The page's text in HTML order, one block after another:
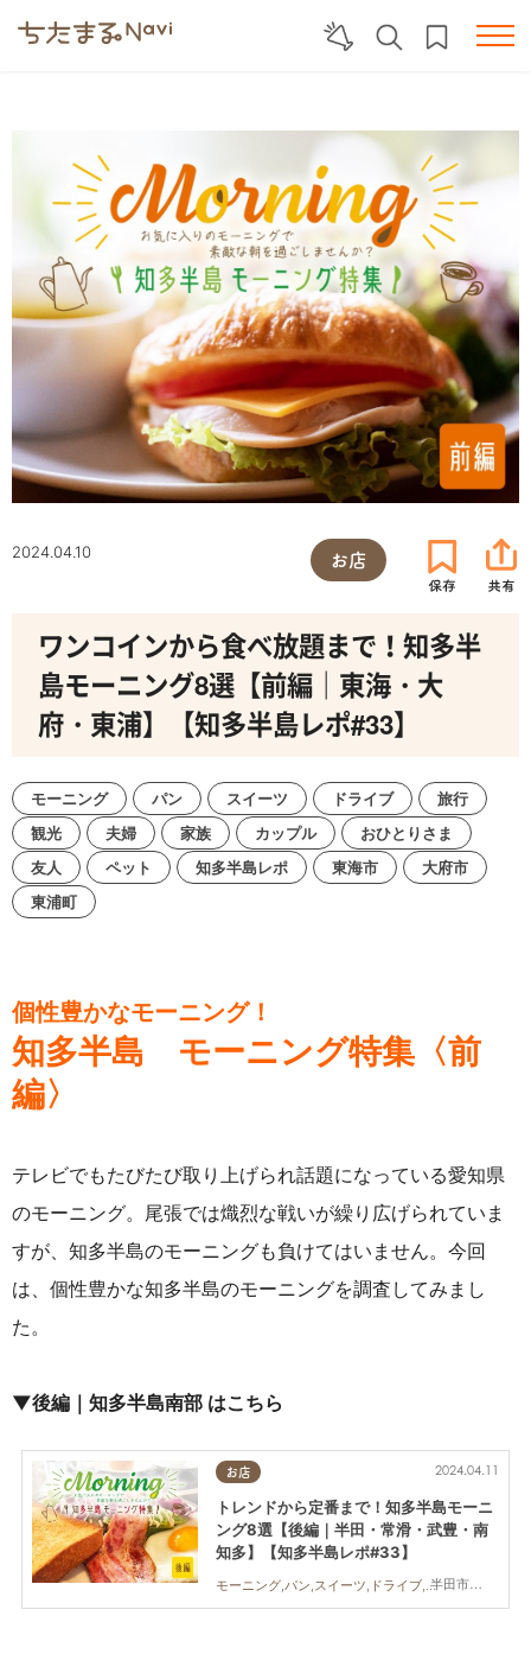
2024.04.10 お店
ワンコインから食べ放題まで！知多半
島モーニング8選【前編｜東海・大
府・東浦】【知多半島レポ#33】
モーニング パン スイーツ ドライブ
旅行
観光
夫婦 家族 カップル
おひとりさま
友人
ペット 知多半島レポ 東海市
大府市
東浦町
個性豊かなモーニング！
知多半島 モーニング特集 〈前
編〉
テレビでもたびたび取り上げられ話題になっている愛知県
のモーニング。尾張では熾烈な戦いが繰り広げられていま
すが、知多半島のモーニングも負けてはいません。今回
は、個性豊かな知多半島のモーニングを調査してみまし
た。
▼後編｜知多半島南部 はこちら
お店
半田市,常滑市,武豊町,南知多町
2024.04.11
トレンドから定番まで！知多半島モーニ
ング8選【後編｜半田・常滑・武豊・南
知多】【知多半島レポ#33】
モーニング,パン,スイーツ,ドライブ,旅行,観光,夫婦,家族,カップル,おひとりさま,友人,知多半島レポ